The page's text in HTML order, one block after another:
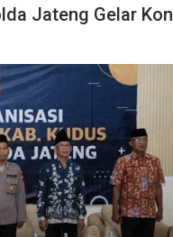
Jateng Gelar